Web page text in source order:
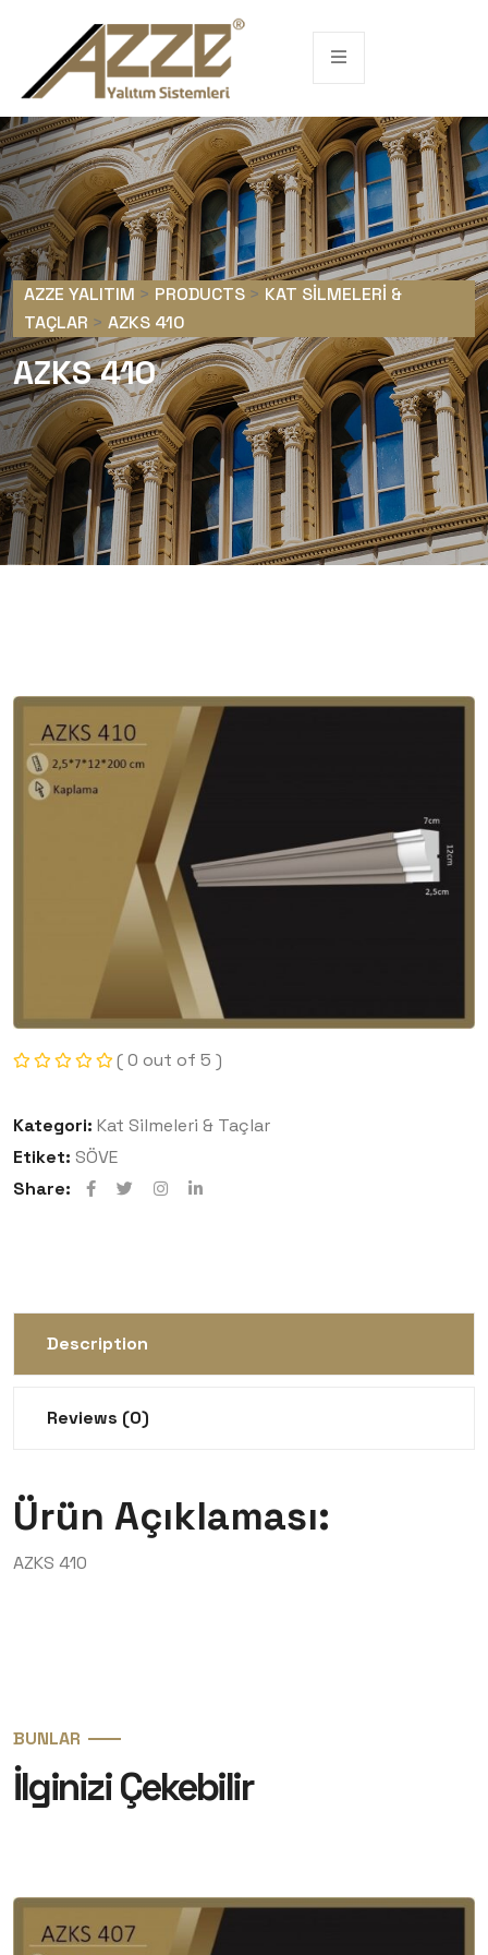
AZZE YALITIM > PRODUCTS > KAT SILMELERI &
TAÇLAR > AZKS 410
AZKS 410
( 0 out of 5 )
Kategori: Kat Silmeleri & Taçlar
Etiket: SÖVE
Share:
Description
Reviews (0)
Ürün Açıklaması:
AZKS 410
BUNLAR
İlginizi Çekebilir